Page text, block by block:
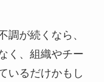
調が続くなら、
く、組織やチー
いるだけかもし